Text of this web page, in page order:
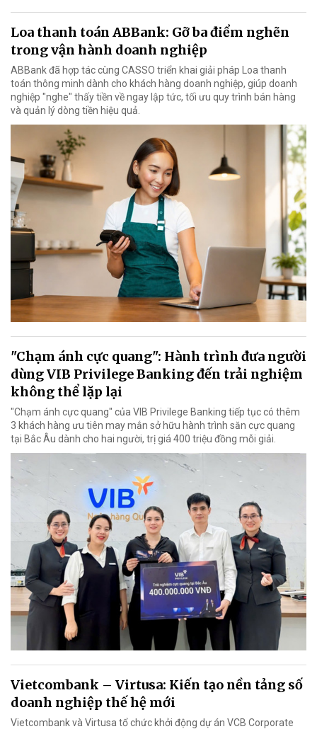
Loa thanh toán ABBank: Gỡ ba điểm nghẽn
trong vận hành doanh nghiệp
ABBank đã hợp tác cùng CASSO triển khai giải pháp Loa thanh
toán thông minh dành cho khách hàng doanh nghiệp, giúp doanh
nghiệp "nghe" thấy tiền về ngay lập tức, tối ưu quy trình bán hàng
và quản lý dòng tiền hiệu quả.
"Chạm ánh cực quang": Hành trình đưa người
dùng VIB Privilege Banking đến trải nghiệm
không thể lặp lại
"Chạm ánh cực quang" của VIB Privilege Banking tiếp tục có thêm
3 khách hàng ưu tiên may mắn sở hữu hành trình săn cực quang
tại Bắc Âu dành cho hai người, trị giá 400 triệu đồng mỗi giải.
Vietcombank – Virtusa: Kiến tạo nền tảng số
doanh nghiệp thế hệ mới
Vietcombank và Virtusa tổ chức khởi động dự án VCB Corporate